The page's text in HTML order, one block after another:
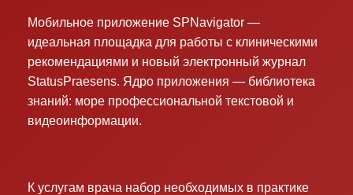
Мобильное приложение SPNavigator —
идеальная площадка для работы с клиническими
рекомендациями и новый электронный журнал
StatusPraesens. Ядро приложения — библиотека
знаний: море профессиональной текстовой и
видеоинформации.
К услугам врача набор необходимых в практике